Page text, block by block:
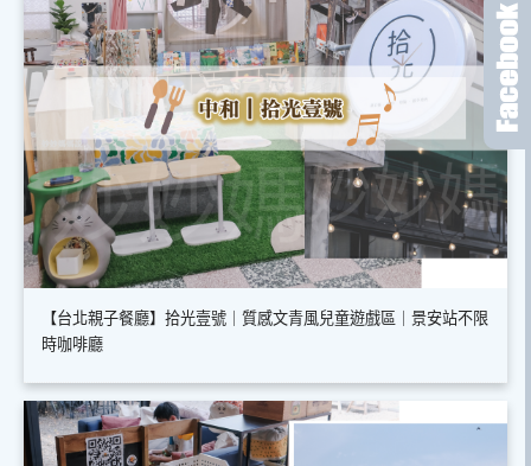
【台北親子餐廳】拾光壹號｜質感文青風兒童遊戲區｜景安站不限
時咖啡廳